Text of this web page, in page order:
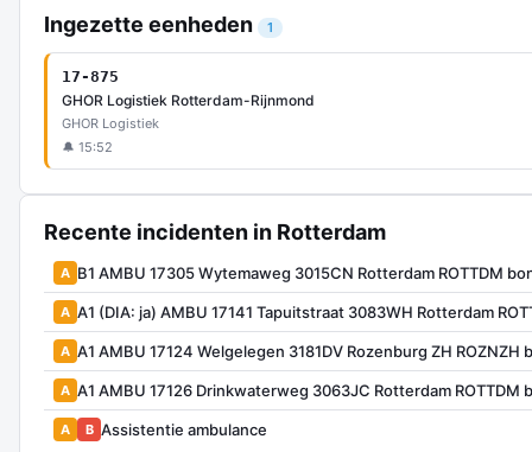
Ingezette eenheden 1
17-875
GHOR Logistiek Rotterdam-Rijnmond
GHOR Logistiek
🔔 15:52
Recente incidenten in Rotterdam
A B1 AMBU 17305 Wytemaweg 3015CN Rotterdam ROTTDM
A A1 (DIA: ja) AMBU 17141 Tapuitstraat 3083WH Rotterdam
A A1 AMBU 17124 Welgelegen 3181DV Rozenburg ZH ROZNZH
A A1 AMBU 17126 Drinkwaterweg 3063JC Rotterdam ROTTDM
A B Assistentie ambulance